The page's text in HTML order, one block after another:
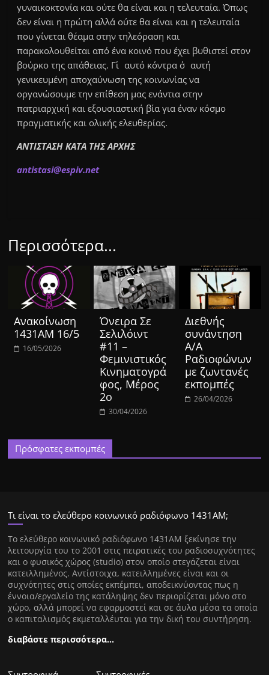
γυναικοκτονία και ούτε θα είναι και η τελευταία. Όπως
δεν είναι η πρώτη αλλά ούτε θα είναι και η τελευταία
που γίνεται θέαμα στην τηλεόραση και
παρακολουθείται από ένα κοινό που έχει βυθιστεί στον
βούρκο της απάθειας. Γι΄αυτό κόντρα σ΄αυτή
γενικευμένη αποχαύνωση της κοινωνίας να
οργανώσουμε την επίθεση μας ενάντια στην
πατριαρχική και εξουσιαστική βία για έναν κόσμο
πραγματικής και ολικής ελευθερίας.
ΑΝΤΙΣΤΑΣΗ ΚΑΤΑ ΤΗΣ ΑΡΧΗΣ
antistasi@espiv.net
Περισσότερα...
Ανακοίνωση
1431ΑΜ 16/5
16/05/2026
Όνειρα Σε
Σελιλόιντ
#11 –
Φεμινιστικός
Κινηματογρά
φος, Μέρος
2ο
30/04/2026
Διεθνής
συνάντηση
Α/Α
Ραδιοφώνων
με ζωντανές
εκπομπές
26/04/2026
Πρόσφατες εκπομπές
Τι είναι το ελεύθερο κοινωνικό ραδιόφωνο 1431ΑΜ;
Tο ελεύθερο κοινωνικό ραδιόφωνο 1431AM ξεκίνησε την
λειτουργία του το 2001 στις πειρατικές του ραδιοσυχνότητες
και ο φυσικός χώρος (studio) στον οποίο στεγάζεται είναι
κατειλλημένος. Αντίστοιχα, κατειλλημένες είναι και οι
συχνότητες στις οποίες εκπέμπει, αποδεικνύοντας πως η
έννοια/εργαλείο της κατάληψης δεν περιορίζεται μόνο στο
χώρο, αλλά μπορεί να εφαρμοστεί και σε άυλα μέσα τα οποία
ο καπιταλισμός εκμεταλλέυται για την δική του συντήρηση.
διαβάστε περισσότερα…